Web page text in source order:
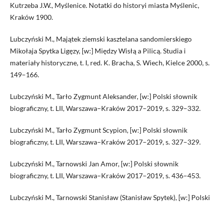
Kutrzeba J.W., Myślenice. Notatki do historyi miasta Myślenic,
Kraków 1900.
Lubczyński M., Majątek ziemski kasztelana sandomierskiego
Mikołaja Spytka Ligęzy, [w:] Między Wisłą a Pilicą. Studia i
materiały historyczne, t. I, red. K. Bracha, S. Wiech, Kielce 2000, s.
149–166.
Lubczyński M., Tarło Zygmunt Aleksander, [w:] Polski słownik
biograficzny, t. LII, Warszawa–Kraków 2017–2019, s. 329–332.
Lubczyński M., Tarło Zygmunt Scypion, [w:] Polski słownik
biograficzny, t. LII, Warszawa–Kraków 2017–2019, s. 327–329.
Lubczyński M., Tarnowski Jan Amor, [w:] Polski słownik
biograficzny, t. LII, Warszawa–Kraków 2017–2019, s. 436–453.
Lubczyński M., Tarnowski Stanisław (Stanisław Spytek), [w:] Polski